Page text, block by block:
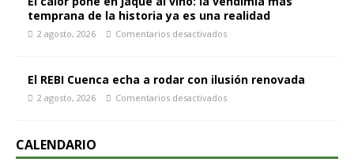
temprana de la historia ya es una realidad
2 agosto, 2026 Comentarios desactivados
El REBI Cuenca echa a rodar con ilusión renovada
2 agosto, 2026 Comentarios desactivados
CALENDARIO